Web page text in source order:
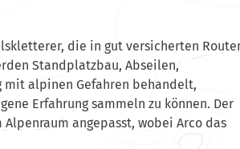
die in gut versicherten
Standplatzbau, Abseilen,
mit alpinen Gefahren behandelt,
Erfahrung sammeln zu können. Der
angepasst, wobei Arco das